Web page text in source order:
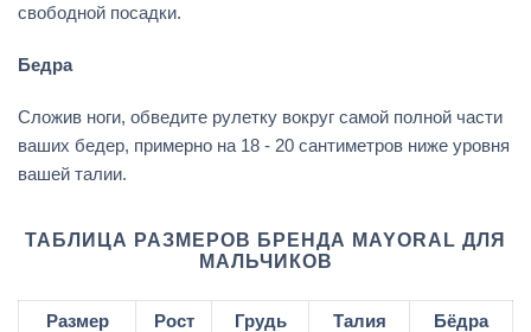
свободной посадки.
Бедра
Сложив ноги, обведите рулетку вокруг самой полной части
ваших бедер, примерно на 18 - 20 сантиметров ниже уровня
вашей талии.
ТАБЛИЦА РАЗМЕРОВ БРЕНДА MAYORAL ДЛЯ
МАЛЬЧИКОВ
Размер Рост Грудь Талия Бёдра